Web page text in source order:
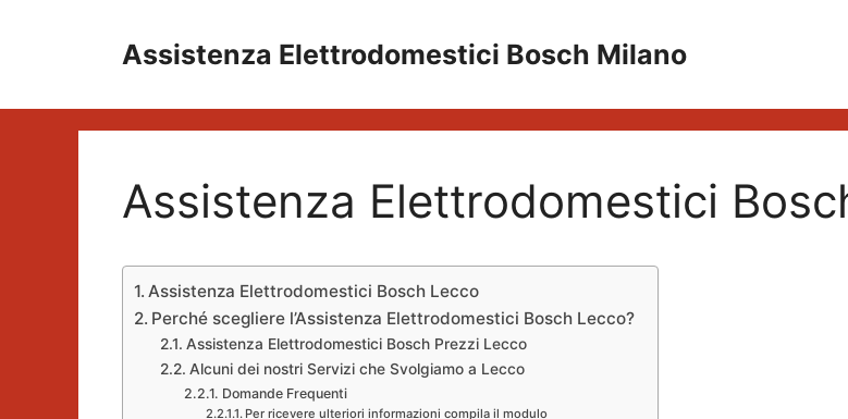
Assistenza Elettrodomestici Bosch Milano
Assistenza Elettrodomestici
Assistenza Elettrodomestici Bosch Lecco
Perché scegliere l’Assistenza Elettrodomestici Bosch Lecco?
Assistenza Elettrodomestici Bosch Prezzi Lecco
Alcuni dei nostri Servizi che Svolgiamo a Lecco
Domande Frequenti
Per ricevere ulteriori informazioni compila il modulo